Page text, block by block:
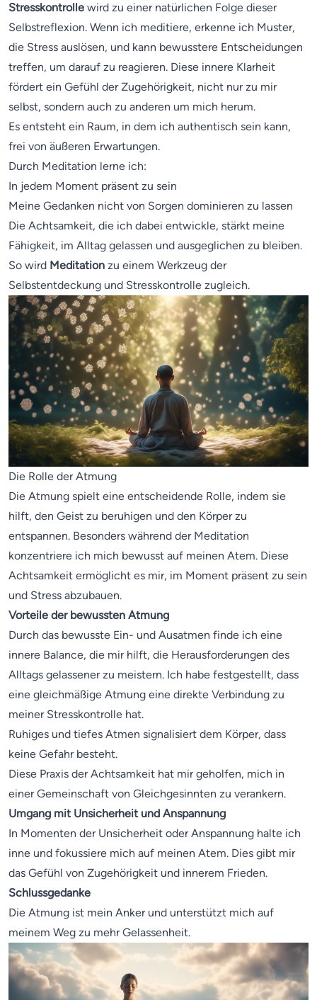
Stresskontrolle wird zu einer natürlichen Folge dieser
Selbstreflexion. Wenn ich meditiere, erkenne ich Muster,
die Stress auslösen, und kann bewusstere Entscheidungen
treffen, um darauf zu reagieren. Diese innere Klarheit
fördert ein Gefühl der Zugehörigkeit, nicht nur zu mir
selbst, sondern auch zu anderen um mich herum.
Es entsteht ein Raum, in dem ich authentisch sein kann,
frei von äußeren Erwartungen.
Durch Meditation lerne ich:
In jedem Moment präsent zu sein
Meine Gedanken nicht von Sorgen dominieren zu lassen
Die Achtsamkeit, die ich dabei entwickle, stärkt meine
Fähigkeit, im Alltag gelassen und ausgeglichen zu bleiben.
So wird Meditation zu einem Werkzeug der
Selbstentdeckung und Stresskontrolle zugleich.
Die Rolle der Atmung
Die Atmung spielt eine entscheidende Rolle, indem sie
hilft, den Geist zu beruhigen und den Körper zu
entspannen. Besonders während der Meditation
konzentriere ich mich bewusst auf meinen Atem. Diese
Achtsamkeit ermöglicht es mir, im Moment präsent zu sein
und Stress abzubauen.
Vorteile der bewussten Atmung
Durch das bewusste Ein- und Ausatmen finde ich eine
innere Balance, die mir hilft, die Herausforderungen des
Alltags gelassener zu meistern. Ich habe festgestellt, dass
eine gleichmäßige Atmung eine direkte Verbindung zu
meiner Stresskontrolle hat.
Ruhiges und tiefes Atmen signalisiert dem Körper, dass
keine Gefahr besteht.
Diese Praxis der Achtsamkeit hat mir geholfen, mich in
einer Gemeinschaft von Gleichgesinnten zu verankern.
Umgang mit Unsicherheit und Anspannung
In Momenten der Unsicherheit oder Anspannung halte ich
inne und fokussiere mich auf meinen Atem. Dies gibt mir
das Gefühl von Zugehörigkeit und innerem Frieden.
Schlussgedanke
Die Atmung ist mein Anker und unterstützt mich auf
meinem Weg zu mehr Gelassenheit.